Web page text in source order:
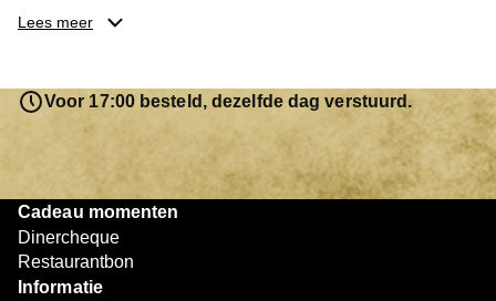
je keuze hebt gemaakt, kun je eenvoudig reserveren en na
resterende bedrag blijft gewoon op de bon staan en kan
later worden gebruikt. Zo geniet je keer op keer van
bijzondere eetmomenten.
Lees meer
Voor 17:00 besteld, dezelfde dag verstuurd.
Cadeau momenten
Dinercheque
Restaurantbon
Informatie